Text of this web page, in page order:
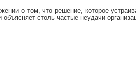
о том, что решение, которое
столь частые неудачи